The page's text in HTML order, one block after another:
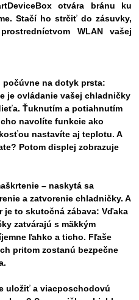
otvára bránu ku
Stačí ho strčiť do zásuvky,
WLAN vašej
počúvne na dotyk prsta:
je ovládanie vašej chladničky
Ťuknutím a potiahnutím
navolíte funkcie ako
nastavíte aj teplotu. A
Potom displej zobrazuje
– naskytá sa
a zatvorenie chladničky. A
to skutočná zábava: Vďaka
zatvárajú s mäkkým
ľahko a ticho. Fľaše
pritom zostanú bezpečne
uložiť a viacposchodovú